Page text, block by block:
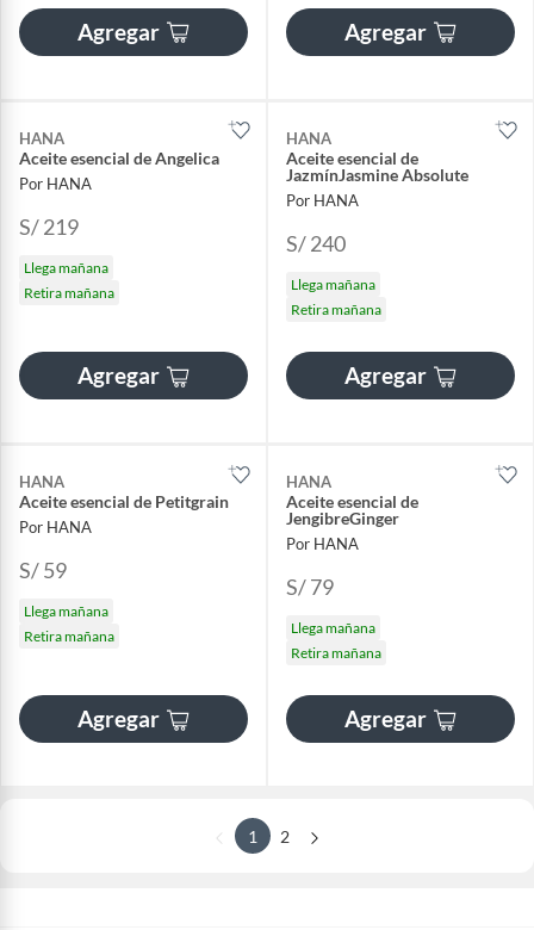
Agregar Agregar
HANA
Aceite esencial de Angelica
Por HANA
S/ 219
Llega mañana
Retira mañana
Agregar
HANA
Aceite esencial de
JazmínJasmine Absolute
Por HANA
S/ 240
Llega mañana
Retira mañana
Agregar
HANA
Aceite esencial de Petitgrain
Por HANA
S/ 59
Llega mañana
Retira mañana
Agregar
HANA
Aceite esencial de
JengibreGinger
Por HANA
S/ 79
Llega mañana
Retira mañana
Agregar
1 2